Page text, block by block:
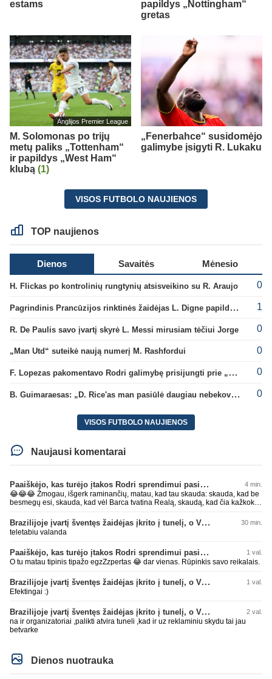
estams
papildys „Nottingham“
gretas
Anglijos Premier League
M. Solomonas po trijų
metų paliks „Tottenham“
ir papildys „West Ham“
klubą (1)
„Fenerbahce“ susidomėjo
galimybe įsigyti R. Lukaku
VISOS FUTBOLO NAUJIENOS
TOP naujienos
Dienos Savaitės Mėnesio
H. Flickas po kontrolinių rungtynių atsisveikino su R. Araujo 0
Pagrindinis Prancūzijos rinktinės žaidėjas L. Digne papildė PSG gretas 1
R. De Paulis savo įvartį skyrė L. Messi mirusiam tėčiui Jorge 0
„Man Utd“ suteikė naują numerį M. Rashfordui 0
F. Lopezas pakomentavo Rodri galimybę prisijungti prie „Barcelona“ ekipos 0
B. Guimaraesas: „D. Rice'as man pasiūlė daugiau nebekovoti tarpusavyje“ 0
VISOS FUTBOLO NAUJIENOS
Naujausi komentarai
Paaiškėjo, kas turėjo įtakos Rodri sprendimui pasirinkti Barselonos pusę 4 min.
😂😂😂 Žmogau, išgerk raminančių, matau, kad tau skauda: skauda, kad be
besmegų esi, skauda, kad vėl Barca tvatina Realą, skaudą, kad čia kažkoks
nepatare ką daryti, pyksti, nes pačio galva tuščia ir toliau mynkai įžeidinėjimų
kortą. Ech, žmogau, žmogau... geriau tu būtųm patylėjelęs. P.S. Taip žinau
kaip veikia AI, todėl ir sugebu jį sudurninti, ne kartą jau tai pavyko. O tu kaip
parašiau faktą. Ant kiek tu be smegenų, wow, žiauriai man gėda už tave.
Sėkmės, bičiuli, matau, kad toliau bus tik drgradavimas pačio, užtenka ir taip
koks blemba skyrtumas.... besmegenų esantis avinas ir bus tik avinas... daug
čia apie save balvone prirašei. Gėda man už tave. Toks iš retesnių bukumo
esi čia.
Brazilijoje įvartį šventęs žaidėjas įkrito į tunelį, o VAR įvartį atšaukė 30 min.
teletabiu valanda
Paaiškėjo, kas turėjo įtakos Rodri sprendimui pasirinkti Barselonos pusę 1 val.
O tu matau tipinis tipažo egzZzpertas 😂 dar vienas. Rūpinkis savo reikalais.
Brazilijoje įvartį šventęs žaidėjas įkrito į tunelį, o VAR įvartį atšaukė 1 val.
Efektingai :)
Brazilijoje įvartį šventęs žaidėjas įkrito į tunelį, o VAR įvartį atšaukė 2 val.
na ir organizatoriai ,palikti atvira tuneli ,kad ir uz reklaminiu skydu tai jau
betvarke
Dienos nuotrauka